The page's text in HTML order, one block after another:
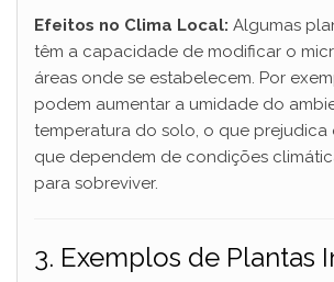
Efeitos no Clima Local: Algumas
têm a capacidade de modificar o
áreas onde se estabelecem. Por
podem aumentar a umidade do
temperatura do solo, o que prejudica
que dependem de condições
para sobreviver.
3. Exemplos de Plantas